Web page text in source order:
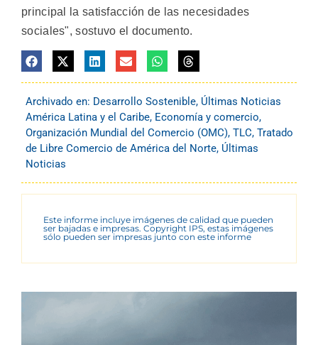
principal la satisfacción de las necesidades
sociales", sostuvo el documento.
Archivado en: Desarrollo Sostenible, Últimas Noticias
América Latina y el Caribe, Economía y comercio,
Organización Mundial del Comercio (OMC), TLC, Tratado
de Libre Comercio de América del Norte, Últimas
Noticias
Este informe incluye imágenes de calidad que pueden
ser bajadas e impresas. Copyright IPS, estas imágenes
sólo pueden ser impresas junto con este informe